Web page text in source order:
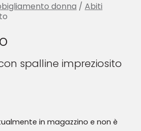
donna / Abiti
spalline impreziosito
in magazzino e non è